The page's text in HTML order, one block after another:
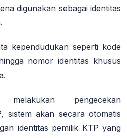
digunakan sebagai identitas
kependudukan seperti kode
nomor identitas khusus
.
pengecekan
sistem akan secara otomatis
identitas pemilik KTP yang